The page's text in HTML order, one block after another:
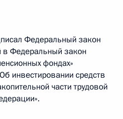
Федеральный закон
в Федеральный закон
фондах»
инвестировании средств
части трудовой